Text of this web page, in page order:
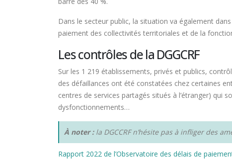
Dans le secteur public, la situation va également
paiement des collectivités territoriales et de la
Les contrôles de la DGGCRF
Sur les 1 219 établissements, privés et publics,
des défaillances ont été constatées chez certaines
centres de services partagés situés à l’étranger) qui
dysfonctionnements…
À noter :la DGCCRF n’hésite pas à infliger des
Rapport 2022 de l’Observatoire des délais de